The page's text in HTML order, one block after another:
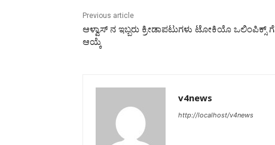
Previous article
ಆಳ್ವಾಸ್‌ ನ ಇಬ್ಬರು ಕ್ರೀಡಾಪಟುಗಳು ಟೋಕಿಯೊ ಒಲಿಂಪಿಕ್ಸ್ ಗೆ
ಆಯ್ಕೆ
v4news
http://localhost/v4news